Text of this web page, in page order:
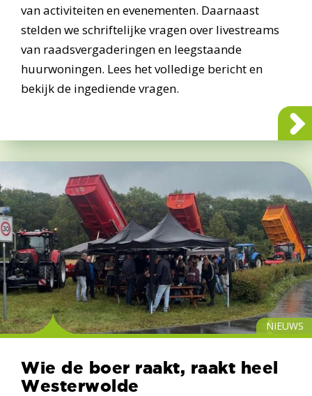
van activiteiten en evenementen. Daarnaast
stelden we schriftelijke vragen over livestreams
van raadsvergaderingen en leegstaande
huurwoningen. Lees het volledige bericht en
bekijk de ingediende vragen.
NIEUWS
Wie de boer raakt, raakt heel
Westerwolde